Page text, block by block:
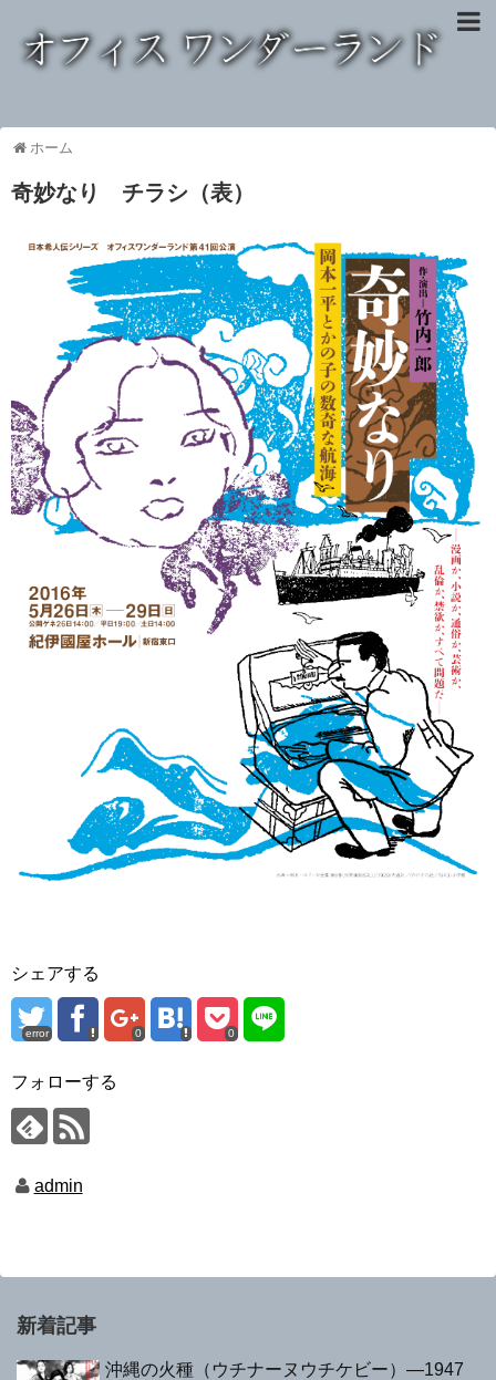
ホーム
奇妙なり チラシ（表）
シェアする
error 0 0
フォローする
admin
新着記事
沖縄の火種（ウチナーヌウチケビー）—1947